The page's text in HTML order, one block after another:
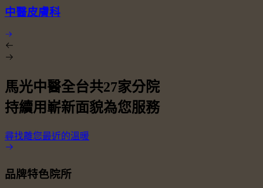
中醫皮膚科
馬光中醫全台共27家分院
持續用嶄新面貌為您服務
尋找離您最近的溫暖
品牌特色院所